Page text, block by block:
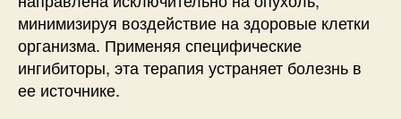
минимизируя воздействие на здоровые клетки
организма. Применяя специфические
ингибиторы, эта терапия устраняет болезнь в
ее источнике.